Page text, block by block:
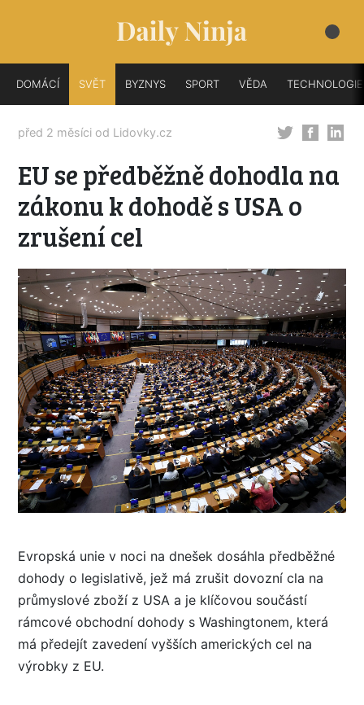
DOMÁCÍ SVĚT BYZNYS SPORT VĚDA TECHNOLOGIE
před 2 měsíci od Lidovky.cz
EU se předběžně dohodla na
zákonu k dohodě s USA o
zrušení cel
Evropská unie v noci na dnešek dosáhla předběžné
dohody o legislativě, jež má zrušit dovozní cla na
průmyslové zboží z USA a je klíčovou součástí
rámcové obchodní dohody s Washingtonem, která
má předejít zavedení vyšších amerických cel na
výrobky z EU.